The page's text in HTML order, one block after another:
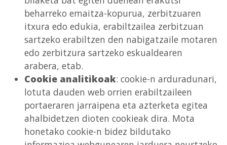
beharreko emaitza-kopurua, zerbitzuaren
itxura edo edukia, erabiltzailea zerbitzuan
sartzeko erabiltzen den nabigatzaile motaren
edo zerbitzura sartzeko eskualdearen
arabera, etab.
Cookie analitikoak: cookie-n arduradunari,
lotuta dauden web orrien erabiltzaileen
portaeraren jarraipena eta azterketa egitea
ahalbidetzen dioten cookieak dira. Mota
honetako cookie-n bidez bildutako